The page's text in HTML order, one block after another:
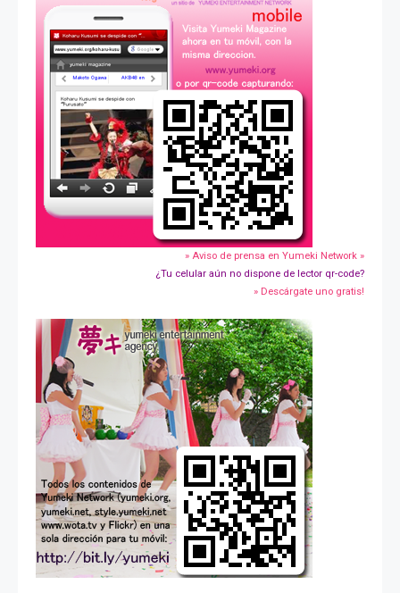
» Aviso de prensa en Yumeki Network »
¿Tu celular aún no dispone de lector qr-code?
» Descárgate uno gratis!